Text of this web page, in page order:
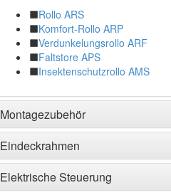
Rollo ARS
Komfort-Rollo ARP
Verdunkelungsrollo ARF
Faltstore APS
Insektenschutzrollo AMS
Montagezubehör
Eindeckrahmen
Elektrische Steuerung